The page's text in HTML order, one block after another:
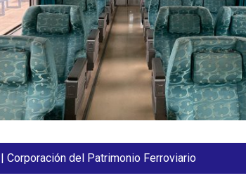
Corporación del Patrimonio Ferroviario